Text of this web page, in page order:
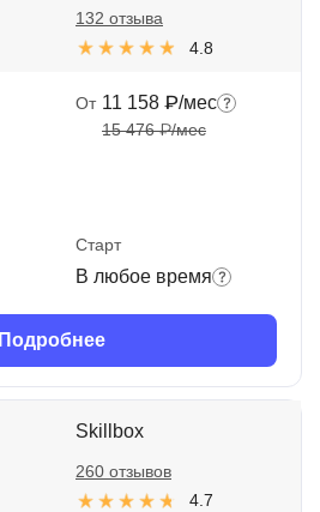
4.8
132 отзыва
От 11 158 ₽/мес
15 476 ₽/мес
Старт
В любое время
Подробнее
Skillbox
4.7
260 отзывов